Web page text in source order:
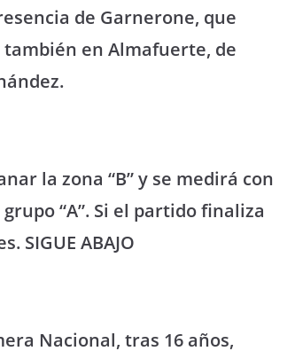
de Garnerone, que
en Almafuerte, de
la zona “B” y se medirá con
“A”. Si el partido finaliza
SIGUE ABAJO
Nacional, tras 16 años,